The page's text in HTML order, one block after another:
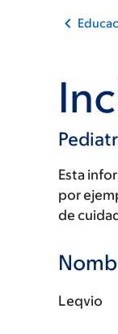
Esta
por
de
Leqvio